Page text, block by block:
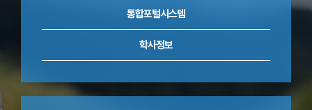
통합포털시스템
학사정보